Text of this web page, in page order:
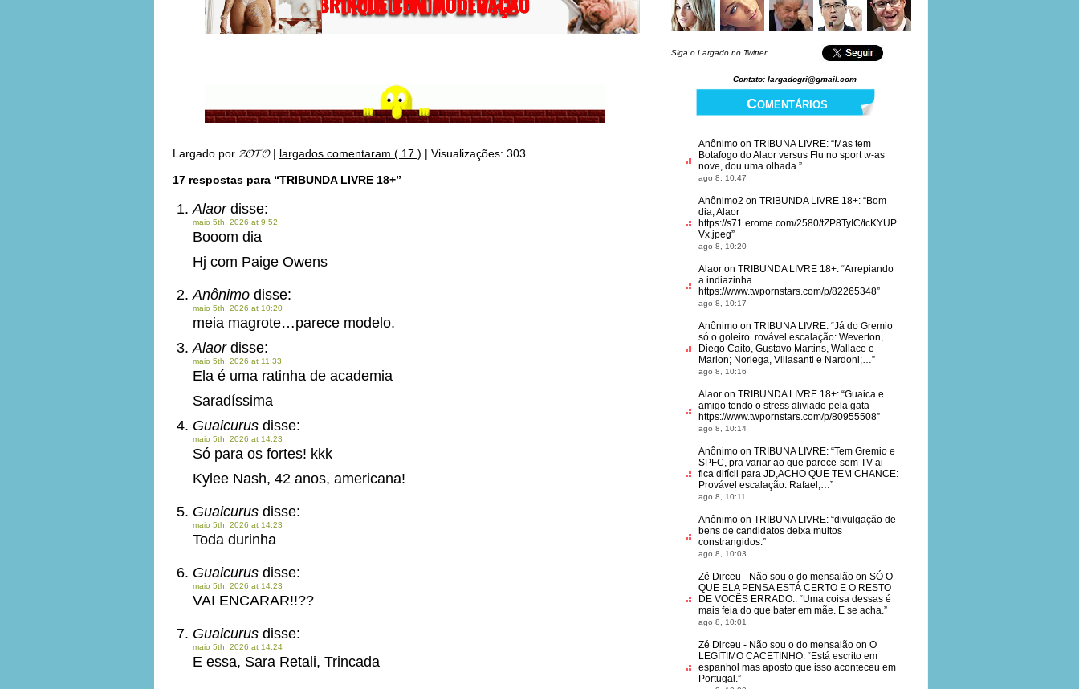
Largado por 𝓩𝓞𝓣𝓞| largados comentaram ( 17 ) | Visualizações: 303
17 respostas para “TRIBUNDA LIVRE 18+”
Alaordisse:
maio 5th, 2026 at 9:52
Booom dia
Hj com Paige Owens
Anônimo disse:
maio 5th, 2026 at 10:20
meia magrote…parece modelo.
Alaordisse:
maio 5th, 2026 at 11:33
Ela é uma ratinha de academia
Saradíssima
Guaicurus disse:
maio 5th, 2026 at 14:23
Só para os fortes! kkk
Kylee Nash, 42 anos, americana!
Guaicurus disse:
maio 5th, 2026 at 14:23
Toda durinha
Guaicurus disse:
maio 5th, 2026 at 14:23
VAI ENCARAR!!??
Guaicurus disse:
maio 5th, 2026 at 14:24
E essa, Sara Retali, Trincada
Siga o Largado no Twitter
Contato: largadogri@gmail.com
Comentários
Anônimo on TRIBUNA LIVRE: “Mas tem
Botafogo do Alaor versus Flu no sport tv-as
nove, dou uma olhada.”
ago 8, 10:47
Anônimo2 on TRIBUNDA LIVRE 18+: “Bom
dia, Alaor
https://s71.erome.com/2580/tZP8TyIC/tcKYUP
Vx.jpeg”
ago 8, 10:20
Alaor on TRIBUNDA LIVRE 18+: “Arrepiando
a indiazinha
https://www.twpornstars.com/p/82265348”
ago 8, 10:17
Anônimo on TRIBUNA LIVRE: “Já do Gremio
só o goleiro. rovável escalação: Weverton,
Diego Caito, Gustavo Martins, Wallace e
Marlon; Noriega, Villasanti e Nardoni;…”
ago 8, 10:16
Alaor on TRIBUNDA LIVRE 18+: “Guaica e
amigo tendo o stress aliviado pela gata
https://www.twpornstars.com/p/80955508”
ago 8, 10:14
Anônimo on TRIBUNA LIVRE: “Tem Gremio e
SPFC, pra variar ao que parece-sem TV-ai
fica difícil para JD,ACHO QUE TEM CHANCE:
Provável escalação: Rafael;…”
ago 8, 10:11
Anônimo on TRIBUNA LIVRE: “divulgação de
bens de candidatos deixa muitos
constrangidos.”
ago 8, 10:03
Zé Dirceu - Não sou o do mensalão on SÓ O
QUE ELA PENSA ESTÁ CERTO E O RESTO
DE VOCÊS ERRADO.: “Uma coisa dessas é
mais feia do que bater em mãe. E se acha.”
ago 8, 10:01
Zé Dirceu - Não sou o do mensalão on O
LEGÍTIMO CACETINHO: “Está escrito em
espanhol mas aposto que isso aconteceu em
Portugal.”